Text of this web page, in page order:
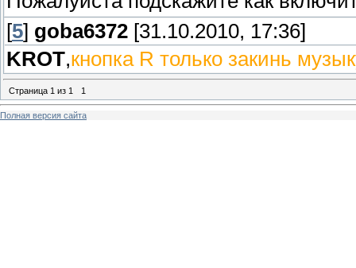
[5] goba6372 [31.10.2010, 17:36]
KROT,кнопка R только закинь
Страница 1 из 1 1
Полная версия сайта